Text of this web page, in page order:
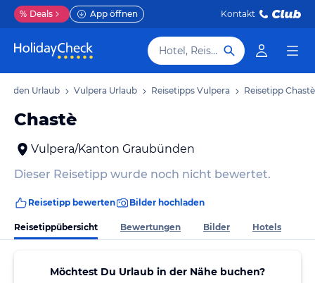
% Deals App öffnen Kontakt
Hotel, Reiseziel
Urlaub Vulpera Urlaub Reisetipps Vulpera Reisetipp Chastè
Chastè
Vulpera/Kanton Graubünden
Dieser Reisetipp wurde noch nicht bewertet.
Reisetipp bewerten Bilder hochladen
Reisetippübersicht Bewertungen Bilder Hotels
Möchtest Du Urlaub in der Nähe buchen?